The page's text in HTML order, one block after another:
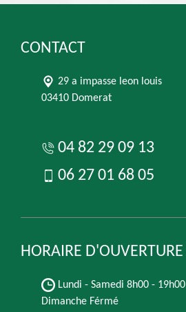
CONTACT
29 a impasse leon louis
03410 Domerat
04 82 29 09 13
06 27 01 68 05
HORAIRE D'OUVERTURE
Lundi - Samedi 8h00 - 19h00
Dimanche Férmé